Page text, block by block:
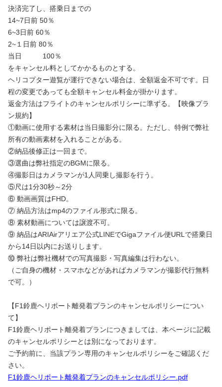
決済完了し、搭乗日までの
14~7日前 50％
6~3日前 60％
2~１日前 80％
当日 100％
をキャンセル料としてかかるものとする。
ヘリコプター遊覧が運行できない場合は、全額返金不可です。日
程の変更であっても全額キャンセル料金が掛かります。
返金方法はフライトのキャンセルポリシーに準ずる。【映像プラ
ン規約】
①動画に使用する素材は当日撮影分に限る。ただし、特例で弊社
所有の動画素材を入れることがある。
②納品後修正は一回まで。
③選曲は弊社指定のBGMに限る。
④撮影日はカメラマンが1人同乗し撮影を行う。
⑤尺は1分30秒～2分
⑥ 動画画質はFHD。
⑦ 納品方法はmp4のファイル形式に限る。
⑧ 素材動画については譲渡不可。
⑨ 納品はARIAirアリエア公式LINEでGigaファイル便URLで搭乗日
から14日以内にお送りします。
⑩ 弊社は弊社機材での写真撮影・写真編集は行わない。
（ご自身の機材・スマホなどがあればカメラマンが撮影代行無料
で可。）
【F1鈴鹿ヘリポート離発着プランのキャンセルポリシーについ
て】
F1鈴鹿ヘリポート離発着プランにつきましては、本ページに記載
のキャンセルポリシーとは別になっております。
ご予約前に、当該プラン専用のキャンセルポリシーをご確認くだ
さい。
F1鈴鹿ヘリポート離発着プランのキャンセルポリシー.pdf